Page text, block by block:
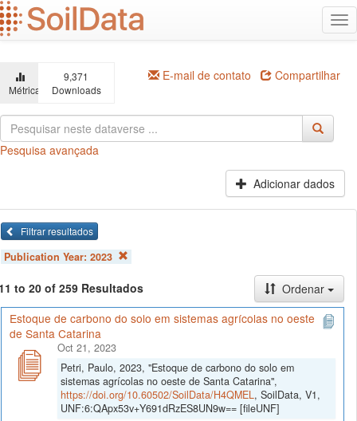
Ir
para
o
principal
Métricas
9,371
Downloads
E-mail de contato Compartilhar
Pesquisa avançada
Adicionar dados
Filtrar resultados
Publication Year: 2023
to 20 of 259 Resultados
Ordenar
Estoque de carbono do solo em sistemas agrícolas no oeste
de Santa Catarina
Oct 21, 2023
Petri, Paulo, 2023, "Estoque de carbono do solo em
sistemas agrícolas no oeste de Santa Catarina",
https://doi.org/10.60502/SoilData/H4QMEL, SoilData, V1,
UNF:6:QApx53v+Y691dRzES8UN9w== [fileUNF]